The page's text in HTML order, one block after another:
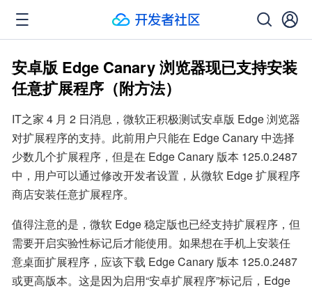
安卓版 Edge Canary 浏览器现已支持安装
任意扩展程序（附方法）
IT之家 4 月 2 日消息，微软正积极测试安卓版 Edge 浏览器
对扩展程序的支持。此前用户只能在 Edge Canary 中选择
少数几个扩展程序，但是在 Edge Canary 版本 125.0.2487
中，用户可以通过修改开发者设置，从微软 Edge 扩展程序
商店安装任意扩展程序。
值得注意的是，微软 Edge 稳定版也已经支持扩展程序，但
需要开启实验性标记后才能使用。如果想在手机上安装任
意桌面扩展程序，应该下载 Edge Canary 版本 125.0.2487
或更高版本。这是因为启用“安卓扩展程序”标记后，Edge